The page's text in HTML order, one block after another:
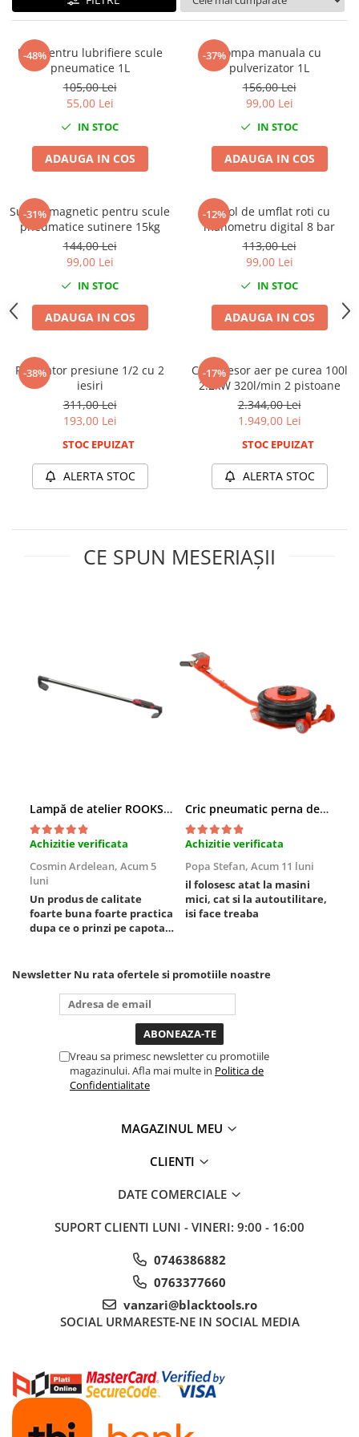
Tig-Wig
Pompe si Cilindri Hidraulici
Prese pentru arcuri
Redresoare,Roboti Pornire,Cabluri
Schimb ulei
Accesorii schimb ulei
Chei buson baie ulei
Chei filtru ulei
Recuperatoare de ulei
Scule Ajutatoare
Scule De Mana si Unelte
Aparate de nituit si capsat
Burghie
Capsatoare tapiterie
Chei Dinamometrice
Ciocane Dalti si Dornuri
Scule Electrice
Aeroterme si Incalzitoare
Masini de insurubat si gaurit
Rindele
Chevrolet
Chrysler
Dacia
Fiat
Ford
Lancia
Land Rover
Accesorii Pneumatice
Alte scule pneumatice
Chei cu clichet
-48%
Ulei pentru lubrifiere scule
pneumatice 1L
105,00 Lei
55,00 Lei
IN STOC
ADAUGA IN COS
-37%Pompa manuala cu
pulverizator 1L
156,00 Lei
99,00 Lei
IN STOC
ADAUGA IN COS
-31%
Suport magnetic pentru scule
pneumatice sutinere 15kg
144,00 Lei
99,00 Lei
IN STOC
ADAUGA IN COS
-12%
Pistol de umflat roti cu
manometru digital 8 bar
113,00 Lei
99,00 Lei
IN STOC
ADAUGA IN COS
-38%
Regulator presiune 1/2 cu 2
iesiri
311,00 Lei
193,00 Lei
STOC EPUIZAT
ALERTA STOC
-17%
Compresor aer pe curea 100l
2.2kW 320l/min 2 pistoane
2.344,00 Lei
1.949,00 Lei
STOC EPUIZAT
ALERTA STOC
CE SPUN MESERIAȘII
Lampă de atelier ROOKS B2 HYBRID pentru capotă, 2000 lumeni, 5000 mAh
Achizitie verificata
Cosmin Ardelean, Acum 5
luni
Un produs de calitate
foarte buna foarte practica
dupa ce o prinzi pe capota
nevoie lumina puternica si
destul de mult dar daca o
bagi la priza nu mai ai
treaba toata ziua ,ce...
Cric pneumatic perna de aer cu inaltator 6T
Achizitie verificata
Popa Stefan, Acum 11 luni
il folosesc atat la masini
mici, cat si la autoutilitare,
isi face treaba
Newsletter Nu rata ofertele si promotiile noastre
Vreau sa primesc newsletter cu promotiile
magazinului. Afla mai multe in Politica de
Confidentialitate
MAGAZINUL MEU
CLIENTI
DATE COMERCIALE
SUPORT CLIENTI LUNI - VINERI: 9:00 - 16:00
0746386882
0763377660
vanzari@blacktools.ro
SOCIAL URMARESTE-NE IN SOCIAL MEDIA